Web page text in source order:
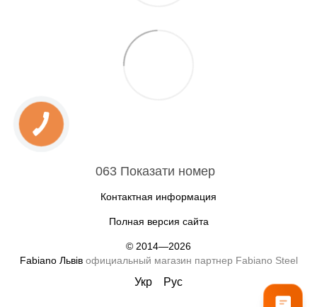
063 Показати номер
Контактная информация
Полная версия сайта
© 2014—2026
Fabiano Львів официальный магазин партнер Fabiano Steel
Укр Рус